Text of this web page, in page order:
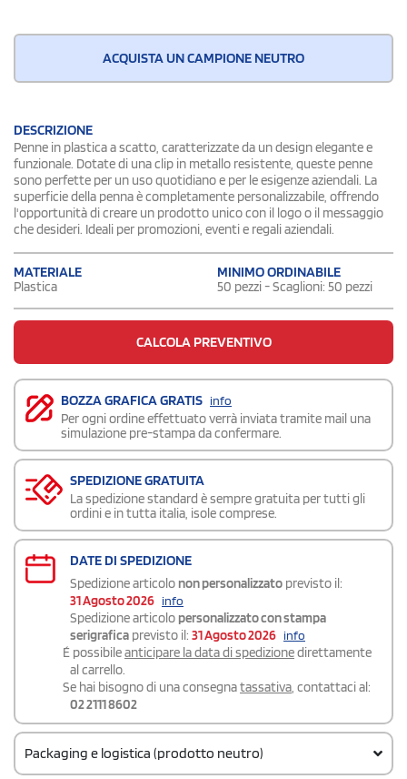
ACQUISTA UN CAMPIONE NEUTRO
DESCRIZIONE
Penne in plastica a scatto, caratterizzate da un design elegante e
funzionale. Dotate di una clip in metallo resistente, queste penne
sono perfette per un uso quotidiano e per le esigenze aziendali. La
superficie della penna è completamente personalizzabile, offrendo
l'opportunità di creare un prodotto unico con il logo o il messaggio
che desideri. Ideali per promozioni, eventi e regali aziendali.
MATERIALE
Plastica
MINIMO ORDINABILE
50 pezzi - Scaglioni: 50 pezzi
CALCOLA PREVENTIVO
BOZZA GRAFICA GRATIS info
Per ogni ordine effettuato verrà inviata tramite mail una
simulazione pre-stampa da confermare.
SPEDIZIONE GRATUITA
La spedizione standard è sempre gratuita per tutti gli
ordini e in tutta italia, isole comprese.
DATE DI SPEDIZIONE
Spedizione articolo non personalizzato previsto il:
31 Agosto 2026 info
Spedizione articolo personalizzato con stampa
serigrafica previsto il: 31 Agosto 2026 info
É possibileanticipare la data di spedizionedirettamente
al carrello.
Se hai bisogno di una consegnatassativa, contattaci al:
02 2111 8602
Packaging e logistica (prodotto neutro)